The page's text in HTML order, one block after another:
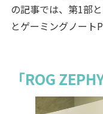
の記事では、第1部
とゲーミングノート
「ROG